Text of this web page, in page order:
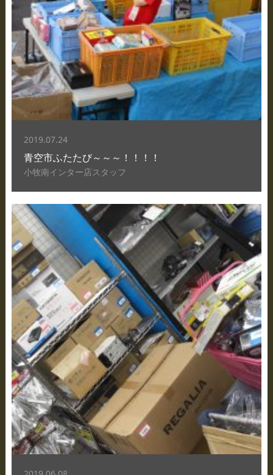
2019.07.24
青空市ふたたび～～～！！！！
小牧南インター店スタッフ